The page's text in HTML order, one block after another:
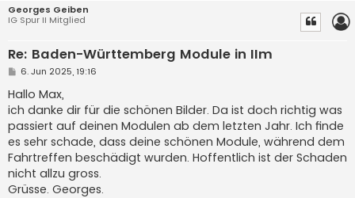
Georges Geiben
IG Spur II Mitglied
Re: Baden-Württemberg Module in IIm
B
i
t
r
a
g
6. Jun 2025, 19:16
Hallo Max,
ich danke dir für die schönen Bilder. Da ist doch richtig was
passiert auf deinen Modulen ab dem letzten Jahr. Ich finde
es sehr schade, dass deine schönen Module, während dem
Fahrtreffen beschädigt wurden. Hoffentlich ist der Schaden
nicht allzu gross.
Grüsse. Georges.